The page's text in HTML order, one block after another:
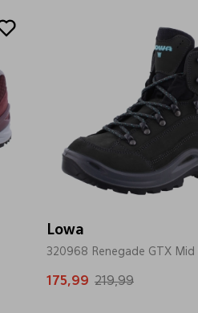
Lowa
175,99 219,99